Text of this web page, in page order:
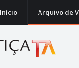
Início Arquivo de